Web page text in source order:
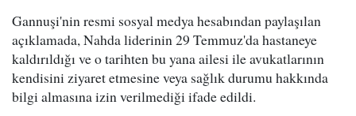
Gannuşi'nin resmi sosyal medya hesabından paylaşılan
açıklamada, Nahda liderinin 29 Temmuz'da hastaneye
kaldırıldığı ve o tarihten bu yana ailesi ile avukatlarının
kendisini ziyaret etmesine veya sağlık durumu hakkında
bilgi almasına izin verilmediği ifade edildi.